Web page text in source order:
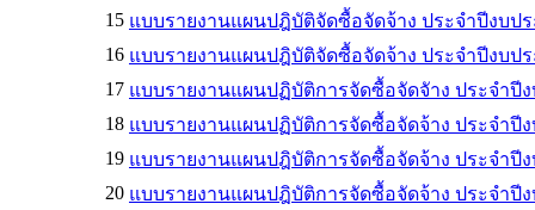
15 แบบรายงานแผนปฎิบัติจัดซื้อจัดจ้าง ประจำปีงบป
16 แบบรายงานแผนปฎิบัติจัดซื้อจัดจ้าง ประจำปีงบป
17 แบบรายงานแผนปฏิบัติการจัดซื้อจัดจัาง ประจำปี
18 แบบรายงานแผนปฏิบัติการจัดซื้อจัดจ้าง ประจำปี
19 แบบรายงานแผนปฎิบัติการจัดซื้อจัดจ้าง ประจำปี
20 แบบรายงานแผนปฎิบัติการจัดซื้อจัดจ้าง ประจำปี